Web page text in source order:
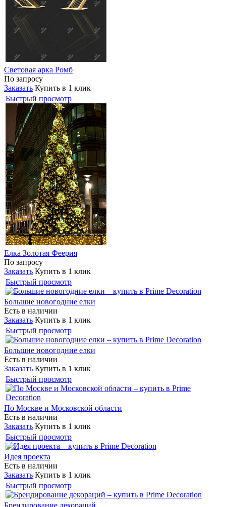
Световая арка Ромб
По запросу
Заказать Купить в 1 клик
Быстрый просмотр
Елка Золотая Феерия
По запросу
Заказать Купить в 1 клик
Быстрый просмотр
Большие новогодние елки
Есть в наличии
Заказать Купить в 1 клик
Быстрый просмотр
Большие новогодние елки
Есть в наличии
Заказать Купить в 1 клик
Быстрый просмотр
По Москве и Московской области
Есть в наличии
Заказать Купить в 1 клик
Быстрый просмотр
Идея проекта
Есть в наличии
Заказать Купить в 1 клик
Быстрый просмотр
Брендирование декораций